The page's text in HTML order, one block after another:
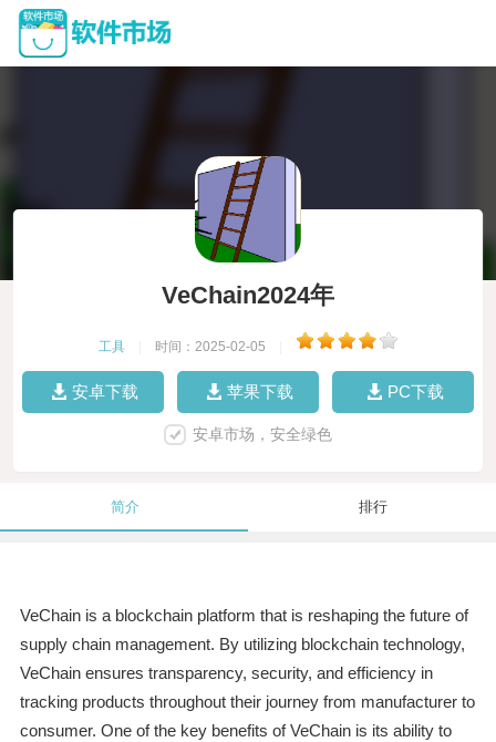
VeChain2024年
工具 时间：2025-02-05
安卓下载 苹果下载 PC下载
安卓市场，安全绿色
简介 排行
VeChain is a blockchain platform that is reshaping the future of
supply chain management. By utilizing blockchain technology,
VeChain ensures transparency, security, and efficiency in
tracking products throughout their journey from manufacturer to
consumer. One of the key benefits of VeChain is its ability to